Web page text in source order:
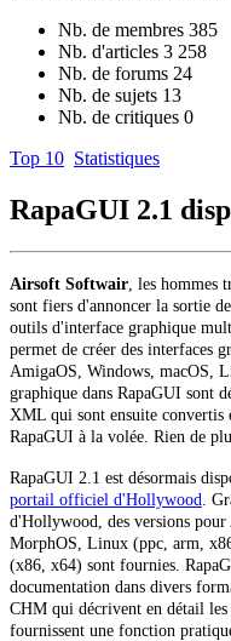
Nb. de membres 385
Nb. d'articles 3 258
Nb. de forums 24
Nb. de sujets 13
Nb. de critiques 0
Top 10 Statistiques
RapaGUI 2.1
Airsoft Softwair , les hommes
sont fiers d'annoncer la sortie de
outils d'interface graphique
permet de créer des interfaces
AmigaOS, Windows, macOS,
graphique dans RapaGUI sont
XML qui sont ensuite convertis
RapaGUI à la volée. Rien de
RapaGUI 2.1 est désormais
portail officiel d'Hollywood .
d'Hollywood, des versions
MorphOS, Linux (ppc, arm,
(x86, x64) sont fournies.
documentation dans divers
CHM qui décrivent en détail
fournissent une fonction